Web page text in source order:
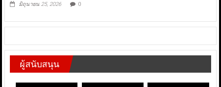
มิถุนายน 25, 2026 0
ผู้สนับสนุน